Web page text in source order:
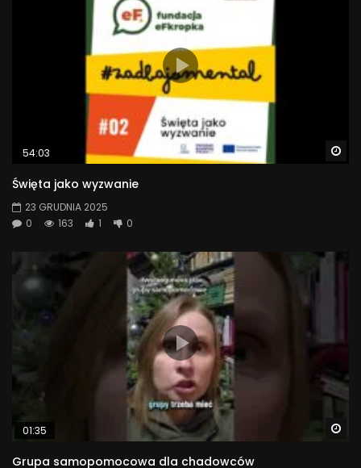
54:03
Święta jako wyzwanie
23 GRUDNIA 2025
0
163 1 0
01:35
Grupa samopomocowa dla chadowców